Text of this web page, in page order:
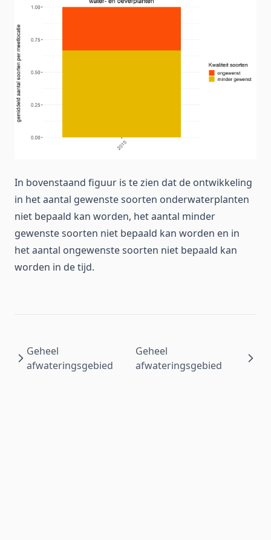
In bovenstaand figuur is te zien dat de ontwikkeling
in het aantal gewenste soorten onderwaterplanten
niet bepaald kan worden, het aantal minder
gewenste soorten niet bepaald kan worden en in
het aantal ongewenste soorten niet bepaald kan
worden in de tijd.
Geheel
afwateringsgebied
Geheel
afwateringsgebied